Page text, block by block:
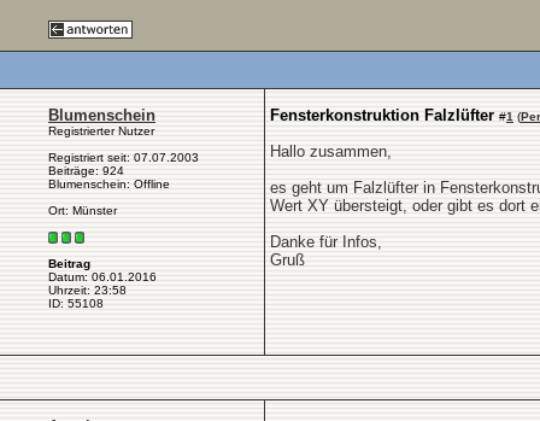
Blumenschein
Registrierter Nutzer
Registriert seit: 07.07.2003
Beiträge: 924
Blumenschein: Offline
Ort: Münster
Beitrag
Datum: 06.01.2016
Uhrzeit: 23:58
ID: 55108
Fensterkonstruktion Falzlüfter #1 (
Hallo zusammen,
es geht um Falzlüfter in
Wert XY übersteigt, oder gibt es dort
Danke für Infos,
Gruß